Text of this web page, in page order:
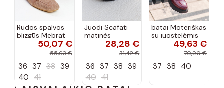
Rudos spalvos
blizgūs Mebrat
bateliai50,07 €
55,63 €
36 37 38 39
40 41
Juodi Scafati
matinės
apdailos bateliai
28,28 €
31,42 €
36 37 38 39
40 41
batai Moteriškas
su juostelėmis
su lako efektu
bordo spalvos
49,63 €
70,90 €
37 38 40